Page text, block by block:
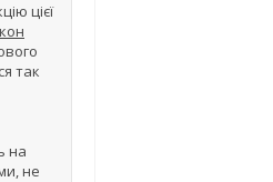
цієї
так
на
не